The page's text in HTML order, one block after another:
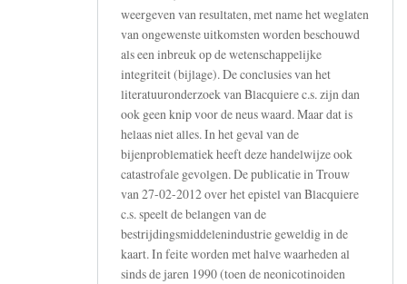
weergeven van resultaten, met name het weglaten
van ongewenste uitkomsten worden beschouwd
als een inbreuk op de wetenschappelijke
integriteit (bijlage). De conclusies van het
literatuuronderzoek van Blacquiere c.s. zijn dan
ook geen knip voor de neus waard. Maar dat is
helaas niet alles. In het geval van de
bijenproblematiek heeft deze handelwijze ook
catastrofale gevolgen. De publicatie in Trouw
van 27-02-2012 over het epistel van Blacquiere
c.s. speelt de belangen van de
bestrijdingsmiddelenindustrie geweldig in de
kaart. In feite worden met halve waarheden al
sinds de jaren 1990 (toen de neonicotinoiden